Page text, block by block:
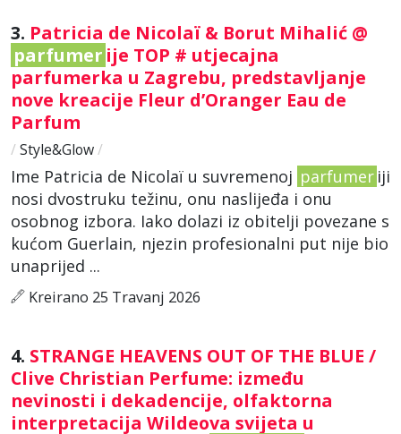
3. Patricia de Nicolaï & Borut Mihalić @
parfumer ije TOP # utjecajna
parfumerka u Zagrebu, predstavljanje
nove kreacije Fleur d’Oranger Eau de
Parfum
/ Style&Glow/
Ime Patricia de Nicolaï u suvremenoj parfumer iji
nosi dvostruku težinu, onu naslijeđa i onu
osobnog izbora. Iako dolazi iz obitelji povezane s
kućom Guerlain, njezin profesionalni put nije bio
unaprijed ...
Kreirano 25 Travanj 2026
4. STRANGE HEAVENS OUT OF THE BLUE /
Clive Christian Perfume: između
nevinosti i dekadencije, olfaktorna
interpretacija Wildeova svijeta u